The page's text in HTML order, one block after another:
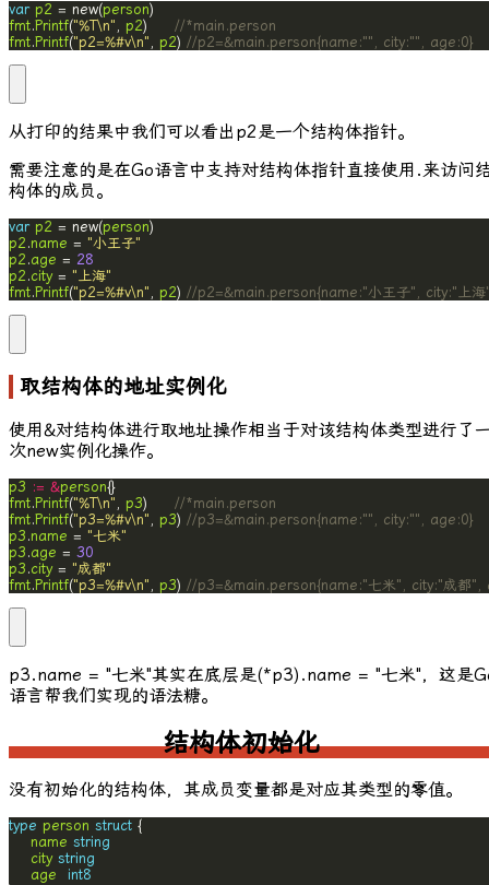
var p2 = new(person
fmt.Printf("%T\n" , p2) //*main.person
fmt.Printf("p2=%#v\n" , p2) //p2=&main.person{name:"", city:"", age:0}
从打印的结果中我们可以看出 p2 是一个结构体指针。
需要注意的是在Go语言中支持对结构体指针直接使用 .来访问
构体的成员。
var p2 = new(person
p2 .name = "小王子"
p2 .age = 28
p2 .city = "上海"
fmt.Printf("p2=%#v\n" , p2) //p2=&main.person{name:"小王子", city:"上
取结构体的地址实例化
使用&对结构体进行取地址操作相当于对该结构体类型进行了
次new实例化操作。
p3 := &person
fmt.Printf("%T\n" p3) //*main.person
fmt.Printf("p3=%#v\n" p3) //p3=&main.person{name:"", city:"", age:0}
p3 .name = "七米"
p3 .age = 30
p3 .city = "成都"
fmt.Printf("p3=%#v\n" p3) //p3=&main.person{name:"七米", city:"成都",
p3.name = "七米"其实在底层是(*p3).name = "七米"，这是
语言帮我们实现的语法糖。
结构体初始化
没有初始化的结构体，其成员变量都是对应其类型的零值。
type person struct
name string
city string
age
int8